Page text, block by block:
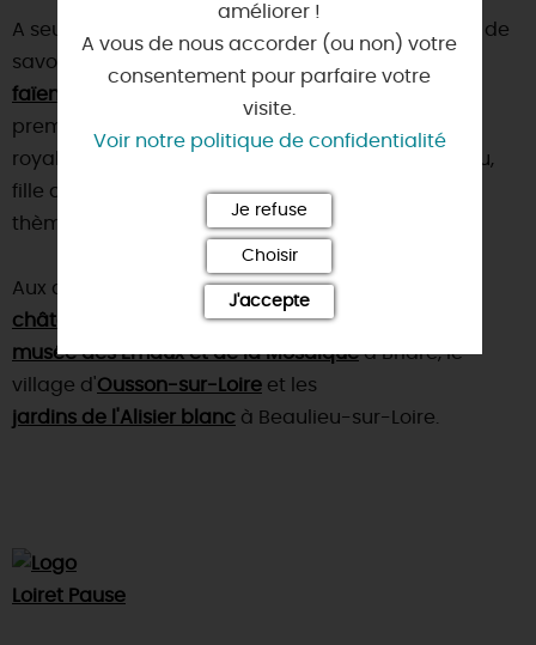
A seulement 12 km, la ville de Gien est un symbole de
savoir-faire à la française depuis 200 ans pour sa
faïencerie
premier
royal. Construit au XVe siècle par Anne de Beaujeu,
fille du roi Louis XI, il abrite des collections sur le
thème de la chasse.
Aux alentours, nous vous conseillons de visiter : le
château de Saint-Brisson-sur-Loire
musée des Emaux et de la Mosaïqueà Briare, le
village d'Ousson-sur-Loire et les
jardins de l'Alisier blanc à Beaulieu-sur-Loire.
améliorer !
A vous de nous accorder (ou non) votre
consentement pour parfaire votre
visite.
Voir notre politique de confidentialité
Je refuse
Choisir
J'accepte